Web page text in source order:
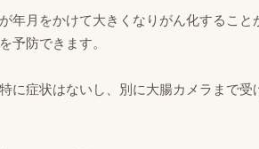
年月をかけて大きくなりがん化するこ
予防できます。
に症状はないし、別に大腸カメラまで